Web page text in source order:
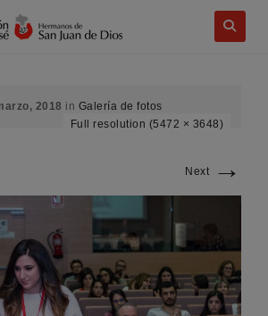
2018 in Galería de fotos
Full resolution (5472 × 3648)
Next →